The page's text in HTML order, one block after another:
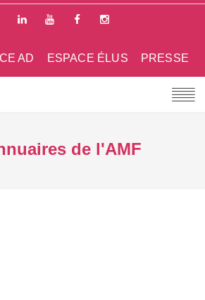
PRESSE
ESPACE ÉLUS
AD
de l'AMF